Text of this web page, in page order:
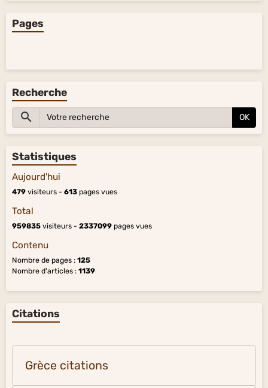
Pages
Recherche
OK
Statistiques
Aujourd'hui
479 visiteurs - 613 pages vues
Total
959835 visiteurs - 2337099 pages vues
Contenu
Nombre de pages : 125
Nombre d'articles : 1139
Citations
Grèce citations